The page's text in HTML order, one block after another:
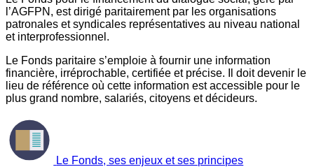
l’AGFPN, est dirigé paritairement par les organisations
patronales et syndicales représentatives au niveau national
et interprofessionnel.
Le Fonds paritaire s’emploie à fournir une information
financière, irréprochable, certifiée et précise. Il doit devenir le
lieu de référence où cette information est accessible pour le
plus grand nombre, salariés, citoyens et décideurs.
Le Fonds, ses enjeux et ses principes